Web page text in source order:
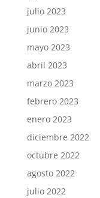
julio 2023
junio 2023
mayo 2023
abril 2023
marzo 2023
febrero 2023
enero 2023
diciembre 2022
octubre 2022
agosto 2022
julio 2022